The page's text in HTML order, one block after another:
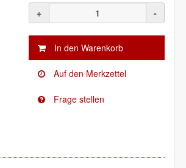
+
-